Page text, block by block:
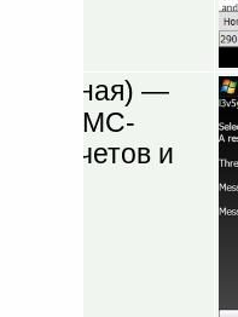
—
СМС-
отчетов и